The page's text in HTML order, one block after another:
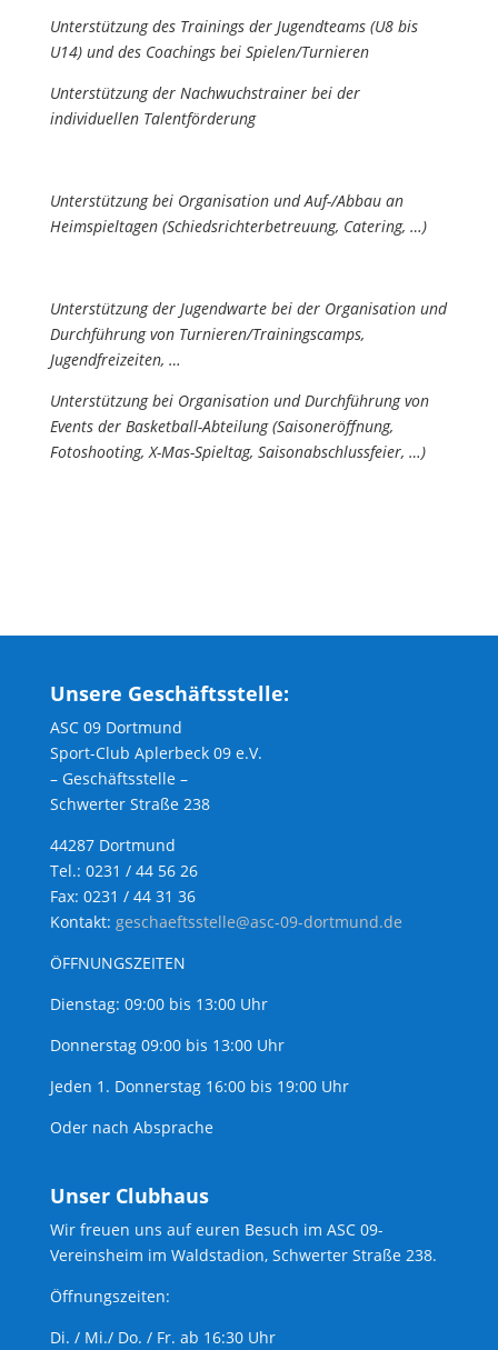
Unterstützung des Trainings der Jugendteams (U8 bis
U14) und des Coachings bei Spielen/Turnieren
Unterstützung der Nachwuchstrainer bei der
individuellen Talentförderung
Unterstützung bei Organisation und Auf-/Abbau an
Heimspieltagen (Schiedsrichterbetreuung, Catering, …)
Unterstützung der Jugendwarte bei der Organisation und
Durchführung von Turnieren/Trainingscamps,
Jugendfreizeiten, …
Unterstützung bei Organisation und Durchführung von
Events der Basketball-Abteilung (Saisoneröffnung,
Fotoshooting, X-Mas-Spieltag, Saisonabschlussfeier, …)
Unsere Geschäftsstelle:
ASC 09 Dortmund
Sport-Club Aplerbeck 09 e.V.
– Geschäftsstelle –
Schwerter Straße 238
44287 Dortmund
Tel.: 0231 / 44 56 26
Fax: 0231 / 44 31 36
Kontakt: geschaeftsstelle@asc-09-dortmund.de
ÖFFNUNGSZEITEN
Dienstag: 09:00 bis 13:00 Uhr
Donnerstag 09:00 bis 13:00 Uhr
Jeden 1. Donnerstag 16:00 bis 19:00 Uhr
Oder nach Absprache
Unser Clubhaus
Wir freuen uns auf euren Besuch im ASC 09-
Vereinsheim im Waldstadion, Schwerter Straße 238.
Öffnungszeiten:
Di. / Mi./ Do. / Fr. ab 16:30 Uhr